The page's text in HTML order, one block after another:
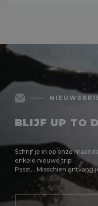
BLIJF UP TO
Schrijf je in op onze
enkele nieuwe trip!
Pssst... Misschien